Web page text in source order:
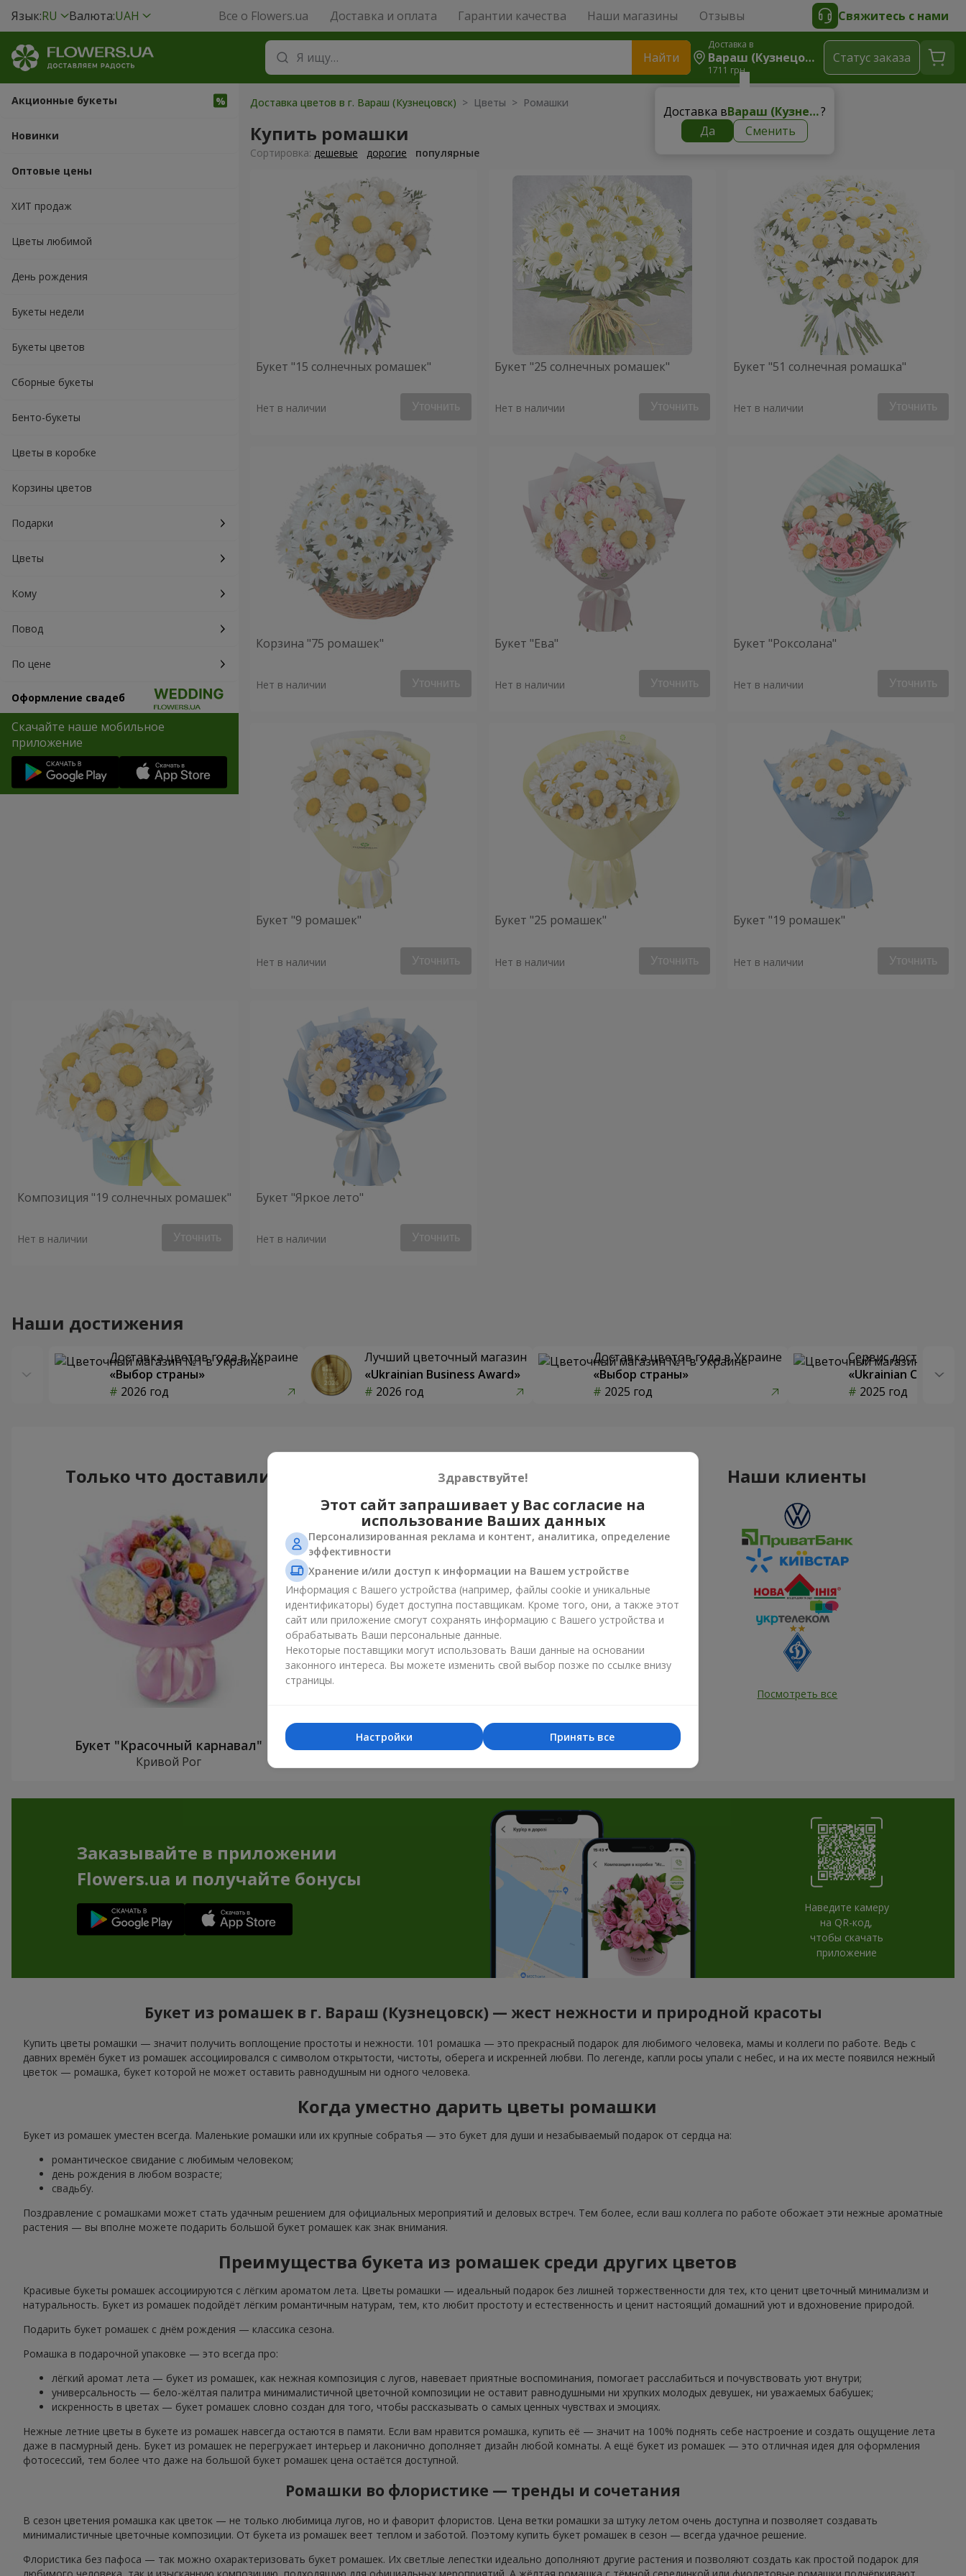
Язык:RU Валюта:UAH Все о Flowers.ua Доставка и оплата Гарантии качества Наши магазины Отзывы Свяжитесь с нами
Найти
Доставка в
Вараш (Кузнецовск)
1711 грн
Доставка в Вараш (Кузнецовск)?
Да
Сменить
Cтатус заказа
Акционные букеты
Новинки
Оптовые цены
ХИТ продаж
Цветы любимой
День рождения
Букеты недели
Букеты цветов
Сборные букеты
Бенто-букеты
Цветы в коробке
Корзины цветов
Подарки
Цветы
Кому
Повод
По цене
Оформление свадеб
Скачайте наше мобильное
приложение
Доставка цветов в г. Вараш (Кузнецовск) > Цветы > Ромашки
Купить ромашки
Cортировка: дешевые дорогие популярные
Букет "15 солнечных ромашек"
Нет в наличии Уточнить
Букет "25 солнечных ромашек"
Нет в наличии Уточнить
Букет "51 солнечная ромашка"
Нет в наличии Уточнить
Корзина "75 ромашек"
Нет в наличии Уточнить
Букет "Ева"
Нет в наличии Уточнить
Букет "Роксолана"
Нет в наличии Уточнить
Букет "9 ромашек"
Нет в наличии Уточнить
Букет "25 ромашек"
Нет в наличии Уточнить
Букет "19 ромашек"
Нет в наличии Уточнить
Композиция "19 солнечных ромашек"
Нет в наличии Уточнить
Букет "Яркое лето"
Нет в наличии Уточнить
Наши достижения
Доставка цветов года в Украине
«Выбор страны»
2026 год
Лучший цветочный магазин
«Ukrainian Business Award»
2026 год
Доставка цветов года в Украине
«Выбор страны»
2025 год
Сервис доставки
«Ukrainian Choice»
2025 год
Только что доставили
Букет "Красочный карнавал"
Кривой Рог
Фотогалерея
Все фото доставок
Наши клиенты
Посмотреть все
Заказывайте в приложении
Flowers.ua и получайте бонусы
Наведите камеру
на QR-код,
чтобы скачать
приложение
Букет из ромашек в г. Вараш (Кузнецовск) — жест нежности и природной красоты
Купить цветы ромашки — значит получить воплощение простоты и нежности. 101 ромашка — это прекрасный подарок для любимого человека, мамы и коллеги по работе. Ведь с
давних времён букет из ромашек ассоциировался с символом открытости, чистоты, оберега и искренней любви. По легенде, капли росы упали с небес, и на их месте появился нежный
цветок — ромашка, букет которой не может оставить равнодушным ни одного человека.
Когда уместно дарить цветы ромашки
Букет из ромашек уместен всегда. Маленькие ромашки или их крупные собратья — это букет для души и незабываемый подарок от сердца на:
романтическое свидание с любимым человеком;
день рождения в любом возрасте;
свадьбу.
Поздравление с ромашками может стать удачным решением для официальных мероприятий и деловых встреч. Тем более, если ваш коллега по работе обожает эти нежные ароматные
растения — вы вполне можете подарить большой букет ромашек как знак внимания.
Преимущества букета из ромашек среди других цветов
Красивые букеты ромашек ассоциируются с лёгким ароматом лета. Цветы ромашки — идеальный подарок без лишней торжественности для тех, кто ценит цветочный минимализм и
натуральность. Букет из ромашек подойдёт лёгким романтичным натурам, тем, кто любит простоту и естественность и ценит настоящий домашний уют и вдохновение природой.
Подарить букет ромашек с днём рождения — классика сезона.
Ромашка в подарочной упаковке — это всегда про:
лёгкий аромат лета — букет из ромашек, как нежная композиция с лугов, навевает приятные воспоминания, помогает расслабиться и почувствовать уют внутри;
универсальность — бело-жёлтая палитра минималистичной цветочной композиции не оставит равнодушными ни хрупких молодых девушек, ни уважаемых бабушек;
искренность в цветах — букет ромашек словно создан для того, чтобы рассказывать о самых ценных чувствах и эмоциях.
Нежные летние цветы в букете из ромашек навсегда остаются в памяти. Если вам нравится ромашка, купить её — значит на 100% поднять себе настроение и создать ощущение лета
даже в пасмурный день. Букет из ромашек не перегружает интерьер и лаконично дополняет дизайн любой комнаты. А ещё букет из ромашек — это отличная идея для оформления
фотосессий, тем более что даже на большой букет ромашек цена остаётся доступной.
Ромашки во флористике — тренды и сочетания
В сезон цветения ромашка как цветок — не только любимица лугов, но и фаворит флористов. Цена ветки ромашки за штуку летом очень доступна и позволяет создавать
минималистичные цветочные композиции. От букета из ромашек веет теплом и заботой. Поэтому купить букет ромашек в сезон — всегда удачное решение.
Флористика без пафоса — так можно охарактеризовать букет ромашек. Их светлые лепестки идеально дополняют другие растения и позволяют создать как простой подарок для
Здравствуйте!
Этот сайт запрашивает у Вас согласие на
использование Ваших данных
Персонализированная реклама и контент, аналитика, определение
эффективности
Хранение и/или доступ к информации на Вашем устройстве
Информация с Вашего устройства (например, файлы cookie и уникальные
идентификаторы) будет доступна поставщикам. Кроме того, они, а также этот
сайт или приложение смогут сохранять информацию с Вашего устройства и
обрабатывать Ваши персональные данные.
Некоторые поставщики могут использовать Ваши данные на основании
законного интереса. Вы можете изменить свой выбор позже по ссылке внизу
страницы.
Принять все
Настройки